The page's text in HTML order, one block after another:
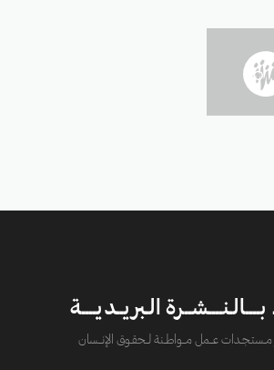
الـبريــديــــة
عــــمل مــــواطــنة لـــحقــوق الإنــــسان